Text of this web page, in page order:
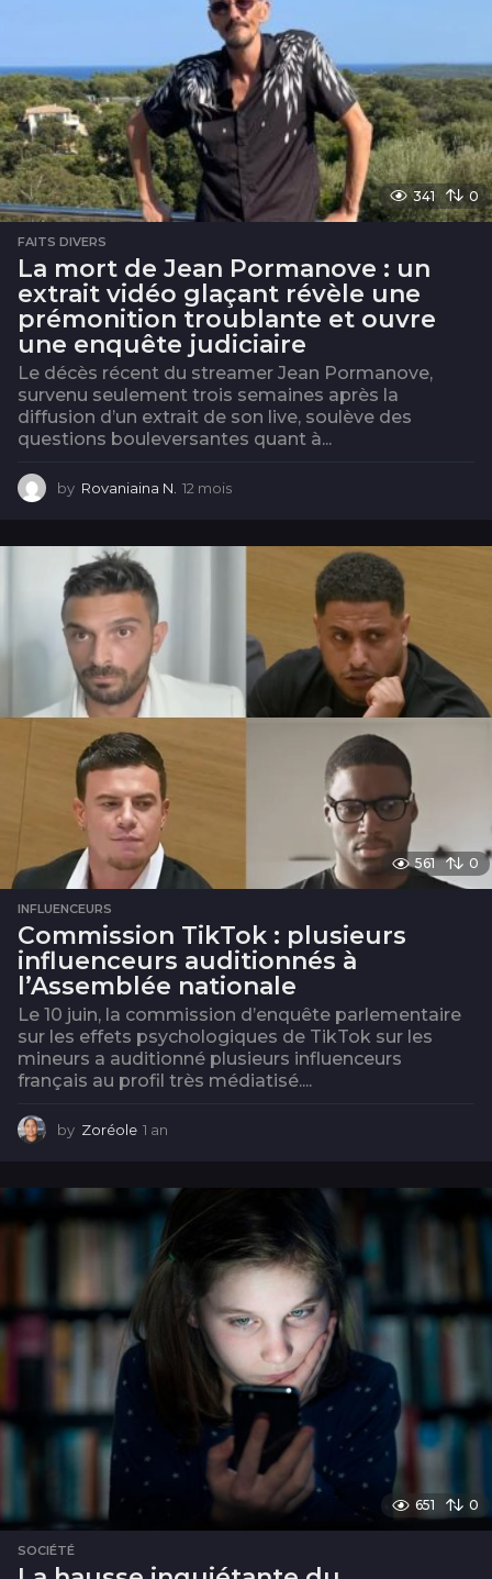
341 0
FAITS DIVERS
La mort de Jean Pormanove : un
extrait vidéo glaçant révèle une
prémonition troublante et ouvre
une enquête judiciaire
Le décès récent du streamer Jean Pormanove,
survenu seulement trois semaines après la
diffusion d’un extrait de son live, soulève des
questions bouleversantes quant à...
by Rovaniaina N. 12 mois
o
561 0
INFLUENCEURS
Commission TikTok : plusieurs
influenceurs auditionnés à
l’Assemblée nationale
Le 10 juin, la commission d’enquête parlementaire
sur les effets psychologiques de TikTok sur les
mineurs a auditionné plusieurs influenceurs
français au profil très médiatisé....
by Zoréole 1 an
651 0
SOCIÉTÉ